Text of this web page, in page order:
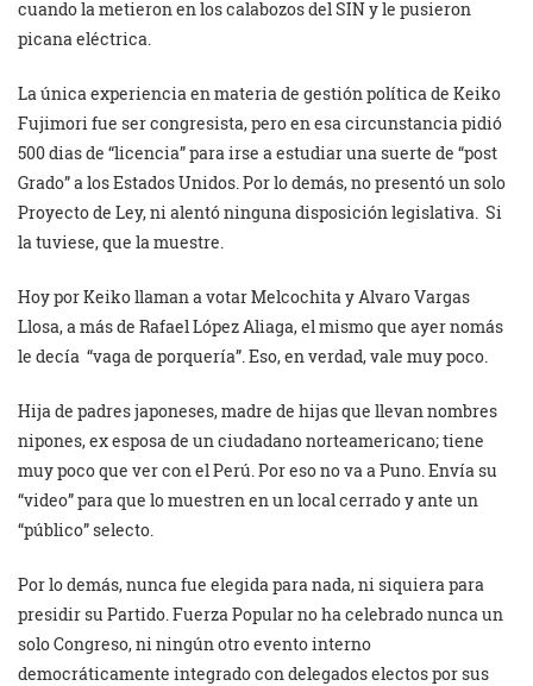
cuando la metieron en los calabozos del SIN y le pusieron
picana eléctrica.
La única experiencia en materia de gestión política de Keiko
Fujimori fue ser congresista, pero en esa circunstancia pidió
500 dias de “licencia” para irse a estudiar una suerte de “post
Grado” a los Estados Unidos. Por lo demás, no presentó un solo
Proyecto de Ley, ni alentó ninguna disposición legislativa. Si
la tuviese, que la muestre.
Hoy por Keiko llaman a votar Melcochita y Alvaro Vargas
Llosa, a más de Rafael López Aliaga, el mismo que ayer nomás
le decía “vaga de porquería”. Eso, en verdad, vale muy poco.
Hija de padres japoneses, madre de hijas que llevan nombres
nipones, ex esposa de un ciudadano norteamericano; tiene
muy poco que ver con el Perú. Por eso no va a Puno. Envía su
“video” para que lo muestren en un local cerrado y ante un
“público” selecto.
Por lo demás, nunca fue elegida para nada, ni siquiera para
presidir su Partido. Fuerza Popular no ha celebrado nunca un
solo Congreso, ni ningún otro evento interno
democráticamente integrado con delegados electos por sus